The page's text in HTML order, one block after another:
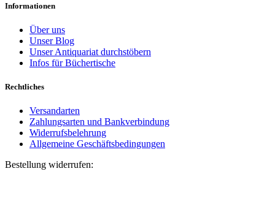
Informationen
Über uns
Unser Blog
Unser Antiquariat durchstöbern
Infos für Büchertische
Rechtliches
Versandarten
Zahlungsarten und Bankverbindung
Widerrufsbelehrung
Allgemeine Geschäftsbedingungen
Bestellung widerrufen: